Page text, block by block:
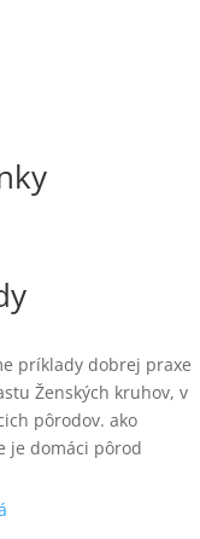
príklady dobrej praxe
Ženských kruhov, v
pôrodov. ako
je domáci pôrod